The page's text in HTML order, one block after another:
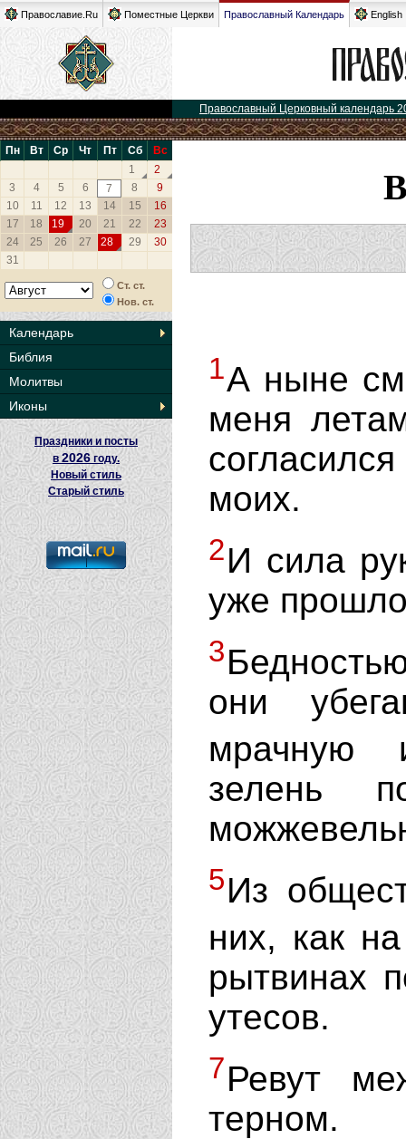
Православие.Ru Поместные Церкви Православный Календарь English
Православный Церковный календарь
Пн Вт Ср Чт Пт Сб
Вс
1
2
3
4 5 6 7 8
9
10
11 12 13 14 15
16
17
18 19 20 21 22
23
24
25 26 27 28 29
30
31
Ст. ст.
Нов. ст.
Календарь
Библия
Молитвы
Иконы
Праздники и посты
в2026 году.
Новый стиль
Старый стиль
1А ныне
меня
моих.
2И сила
уже
3
они
мрачную
зелень
5Из
них, как
рытвинах
утесов.
7Ревут
терном.